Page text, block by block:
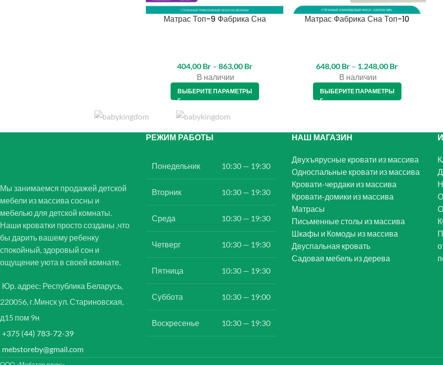
Матрас Топ-9 Фабрика Сна
404,00 Br – 863,00 Br
В наличии
ВЫБЕРИТЕ ПАРАМЕТРЫ
Матрас Фабрика Сна Топ-10
648,00 Br – 1.248,00 Br
В наличии
ВЫБЕРИТЕ ПАРАМЕТРЫ
Мы занимаемся продажей детской
мебели из массива сосны и
мебелью для детской комнаты.
Наши кроватки просто созданы ,что
бы дарить вашему ребенку
спокойный, здоровый сон и
ощущение уюта в своей комнате.
Юр. адрес: Республика Беларусь,
220056, г.Минск ул. Стариновская,
д15 пом 9н
+375 (44) 783-72-39
mebstoreby@gmail.com
РЕЖИМ РАБОТЫ
Понедельник 10:30 — 19:30
Вторник 10:30 — 19:30
Среда 10:30 — 19:30
Четверг 10:30 — 19:30
Пятница 10:30 — 19:30
Суббота 10:30 — 19:00
Воскресенье 10:30 — 19:30
НАШ МАГАЗИН
Двухъярусные кровати из массива
Односпальные кровати из массива
Кровати-чердаки из массива
Кровати-домики из массива
Матрасы
Письменные столы из массива
Шкафы и Комоды из массива
Двуспальная кровать
Садовая мебель из дерева